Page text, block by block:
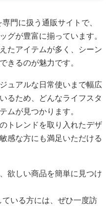
門に扱う通販サイトで、
グが豊富に揃っています。
たアイテムが多く、シーン
きるのが魅力です。
ュアルな日常使いまで幅広
るため、どんなライフスタ
ムが見つかります。
トレンドを取り入れたデザ
感な方にも満足いただける
欲しい商品を簡単に見つけ
いる方には、ぜひ一度訪